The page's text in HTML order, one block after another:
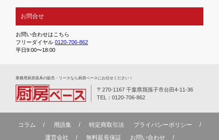
お問合せ
お問い合わせはこちら
フリーダイヤル0120-706-862
平日9:00〜18:00
業務⽤厨房器具の販売・リースなら厨房ベースにお任せください！
〒270-1167 千葉県我孫子市台田4-11-36
TEL：0120-706-862
コラム 用語集 特定商取引法
プライバシーポリシー
運営会社
無料延⻑保証 お問い合わせ